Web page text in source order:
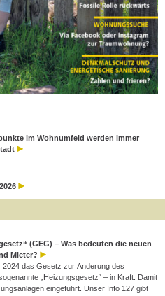
im Wohnumfeld werden immer
(GEG) – Was bedeuten die neuen
Mieter?
das Gesetz zur Änderung des
„Heizungsgesetz“ – in Kraft. Damit
eingeführt. Unser Info 127 gibt